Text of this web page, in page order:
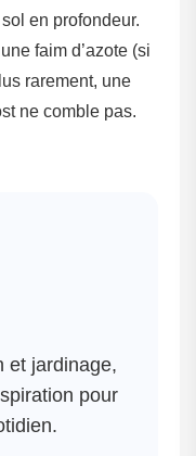
en profondeur.
faim d’azote (si
rarement, une
ne comble pas.
et jardinage,
pour